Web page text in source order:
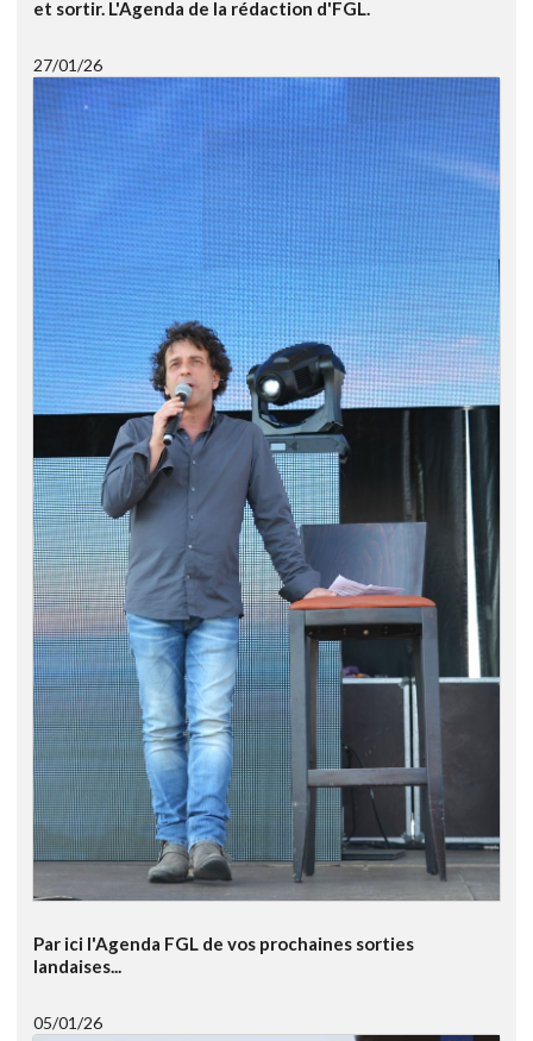
et sortir. L'Agenda de la rédaction d'FGL.
27/01/26
Par ici l'Agenda FGL de vos prochaines sorties
landaises...
05/01/26